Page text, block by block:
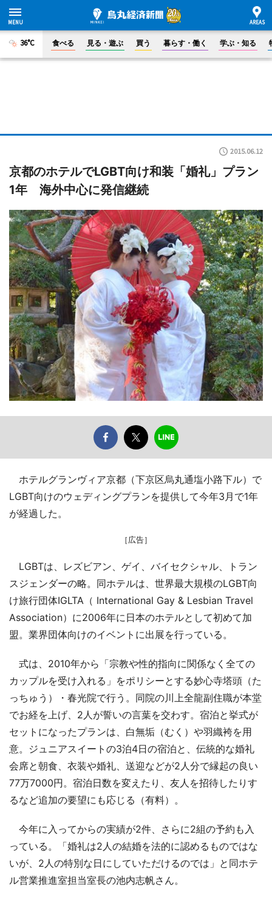
36°C 食べる 見る・遊ぶ 買う 暮らす・働く 学ぶ・知る
2015.06.12
京都のホテルでLGBT向け和装「婚礼」プラン
1年 海外中心に発信継続
ホテルグランヴィア京都（下京区烏丸通塩小路下ル）で
LGBT向けのウェディングプランを提供して今年3月で1年
が経過した。
［広告］
LGBTは、レズビアン、ゲイ、バイセクシャル、トラン
スジェンダーの略。同ホテルは、世界最大規模のLGBT向
け旅行団体IGLTA（ International Gay & Lesbian Travel
Association）に2006年に日本のホテルとして初めて加
盟。業界団体向けのイベントに出展を行っている。
式は、2010年から「宗教や性的指向に関係なく全ての
カップルを受け入れる」をポリシーとする妙心寺塔頭（た
っちゅう）・春光院で行う。同院の川上全龍副住職が本堂
でお経を上げ、2人が誓いの言葉を交わす。宿泊と挙式が
セットになったプランは、白無垢（むく）や羽織袴を用
意。ジュニアスイートの3泊4日の宿泊と、伝統的な婚礼
会席と朝食、衣装や婚礼、送迎などが2人分で縁起の良い
77万7000円。宿泊日数を変えたり、友人を招待したりす
るなど追加の要望にも応じる（有料）。
今年に入ってからの実績が2件、さらに2組の予約も入
っている。「婚礼は2人の結婚を法的に認めるものではな
いが、2人の特別な日にしていただけるのでは」と同ホテ
ル営業推進室担当室長の池内志帆さん。